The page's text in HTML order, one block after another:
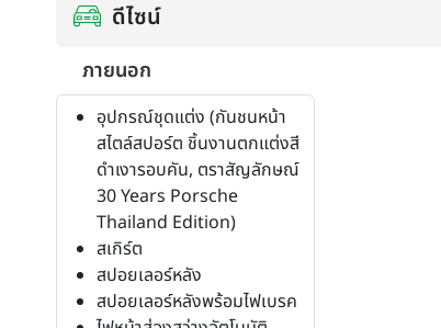
ดีไซน์
ภายนอก
อุปกรณ์ชุดแต่ง (กันชนหน้า
สไตล์สปอร์ต ชิ้นงานตกแต่งสี
ดำเงารอบคัน, ตราสัญลักษณ์
30 Years Porsche
Thailand Edition)
สเกิร์ต
สปอยเลอร์หลัง
สปอยเลอร์หลังพร้อมไฟเบรค